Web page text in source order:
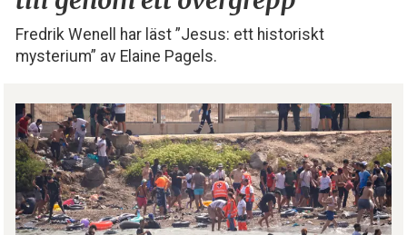
Fredrik Wenell har läst ”Jesus: ett historiskt
mysterium” av Elaine Pagels.